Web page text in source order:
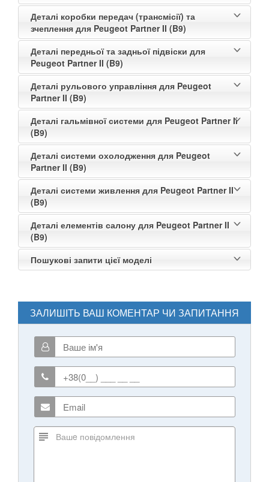
Деталі коробки передач (трансмісії) та
зчеплення для Peugeot Partner II (B9)
Деталі передньої та задньої підвіски для
Peugeot Partner II (B9)
Деталі рульового управління для Peugeot
Partner II (B9)
Деталі гальмівної системи для Peugeot Partner II
(B9)
Деталі системи охолодження для Peugeot
Partner II (B9)
Деталі системи живлення для Peugeot Partner II
(B9)
Деталі елементів салону для Peugeot Partner II
(B9)
Пошукові запити цієї моделі
ЗАЛИШІТЬ ВАШ КОМЕНТАР ЧИ ЗАПИТАННЯ